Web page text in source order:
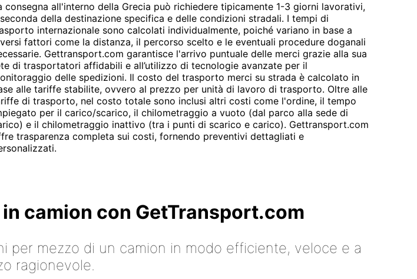
consegna all'interno della Grecia può richiedere tipicamente 1-3 giorni lavorativi,
della destinazione specifica e delle condizioni stradali. I tempi di
internazionale sono calcolati individualmente, poiché variano in base a
fattori come la distanza, il percorso scelto e le eventuali procedure doganali
Gettransport.com garantisce l'arrivo puntuale delle merci grazie alla sua
di trasportatori affidabili e all’utilizzo di tecnologie avanzate per il
delle spedizioni. Il costo del trasporto merci su strada è calcolato in
alle tariffe stabilite, ovvero al prezzo per unità di lavoro di trasporto. Oltre alle
di trasporto, nel costo totale sono inclusi altri costi come l'ordine, il tempo
per il carico/scarico, il chilometraggio a vuoto (dal parco alla sede di
e il chilometraggio inattivo (tra i punti di scarico e carico). Gettransport.com
trasparenza completa sui costi, fornendo preventivi dettagliati e
camion con GetTransport.com
per mezzo di un camion in modo efficiente, veloce e a
ragionevole.